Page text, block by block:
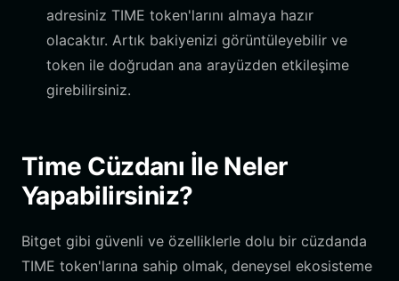
adresiniz TIME token'larını almaya hazır
olacaktır. Artık bakiyenizi görüntüleyebilir ve
token ile doğrudan ana arayüzden etkileşime
girebilirsiniz.
Time Cüzdanı İle Neler
Yapabilirsiniz?
Bitget gibi güvenli ve özelliklerle dolu bir cüzdanda
TIME token'larına sahip olmak, deneysel ekosisteme